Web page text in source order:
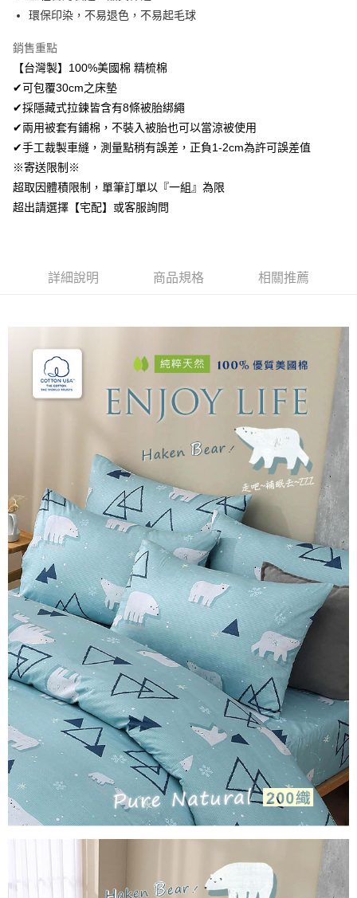
Google Pay
AFTEE先享後付
相關說明
AFTEE先享後付是「在收到商品之後才付款」的支付方式。 讓您購物簡單
便利好安心！
１．簡單：不需註冊會員、不需綁卡、不需儲值。
２．便利：只要手機號碼，簡訊認證，即可結帳。
３．安心：先確認商品／服務後，再付款。
１．於結帳方式選擇「AFTEE先享後付」後，將跳轉至「AFTEE先享後付」
結帳頁面，進行簡訊認證並確認金額後，即可完成結帳。
購買商品的店家。未經商家同意取消之訂單仍視為有效，需透過AFTEE先享
【注意事項】
１．透過由恩沛科技股份有限公司提供之「AFTEE先享後付」服務完成之交
易，需依本服務之必要範圍內提供個人資料，並將交易相關給付款項請求債
權轉讓予恩沛科技股份有限公司。
２．關於個人資料處理事宜，請瀏覽以下網址：
３．未成年的使用者請事先徵得法定代理人或監護人之同意方可使用
「AFTEE先享後付」，若未經同意申辦者引起之損失，本公司不負相關責
４．使用「AFTEE先享後付」時，將依據個別帳號之用戶狀況，依本公司即
時審查核予不同之上限額度；若仍有額度不足之情形，本公司將視審查結果
請求用戶進行身份認證。
５．嚴禁一人註冊多個帳號或使用他人資訊註冊。若發現惡意使用之情形，
恩沛科技股份有限公司將有權停止該用戶之使用額度並採取法律行動。
ATM付款
運送方式
全家取貨付款
免運費
付款後全家取貨
每筆NT$60，滿NT$499(含以上)免運費
每筆NT$60，滿NT$499(含以上)免運費
每筆NT$100，滿NT$499(含以上)免運費
環保印染，不易退色，不易起毛球
銷售重點
【台灣製】100%美國棉 精梳棉
✔可包覆30cm之床墊
✔採隱藏式拉鍊皆含有8條被胎綁繩
✔兩用被套有鋪棉，不裝入被胎也可以當涼被使用
✔手工裁製車縫，測量點稍有誤差，正負1-2cm為許可誤差值
※寄送限制※
超取因體積限制，單筆訂單以『一組』為限
超出請選擇【宅配】或客服詢問
詳細說明 商品規格 相關推薦